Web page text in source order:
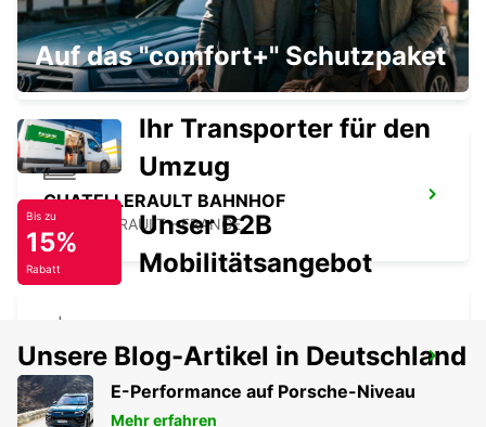
CHATELLERAULT
CHATELLERAULT - FRANCE
CHATELLERAULT BAHNHOF
CHATELLERAULT - FRANCE
CHAUVIGNY
CHAUVIGNY - FRANCE
Auf das "comfort+" Schutzpaket
Ihr Transporter für den
Umzug
Bis zu
15%
Rabatt
Unser B2B
Mobilitätsangebot
Unsere Blog-Artikel in Deutschland
E-Performance auf Porsche-Niveau
Mehr erfahren